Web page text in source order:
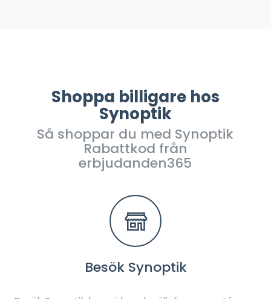
Shoppa billigare hos
Synoptik
Så shoppar du med Synoptik
Rabattkod från
erbjudanden365
Besök Synoptik